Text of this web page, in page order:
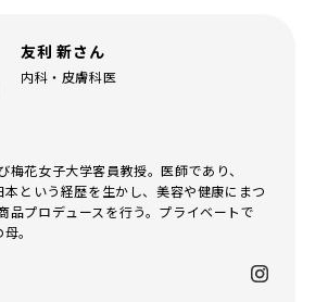
友利 新さん
内科・皮膚科医
梅花女子大学客員教授。医師であり、
という経歴を生かし、美容や健康にまつ
品プロデュースを行う。プライベートで
。